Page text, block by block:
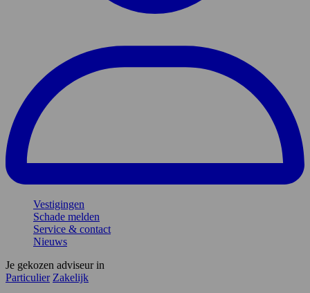
Vestigingen
Schade melden
Service & contact
Nieuws
Je gekozen adviseur in
Particulier Zakelijk